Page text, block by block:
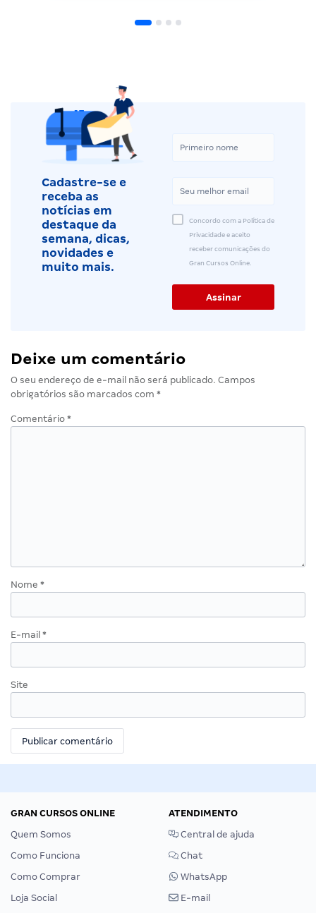
Cadastre-se e
receba as
notícias em
destaque da
semana, dicas,
novidades e
muito mais.
Concordo com a Política de
Privacidade e aceito
receber comunicações do
Gran Cursos Online.
Deixe um comentário
O seu endereço de e-mail não será publicado. Campos
obrigatórios são marcados com *
Comentário *
Nome *
E-mail *
Site
GRAN CURSOS ONLINE
Quem Somos
Como Funciona
Como Comprar
Loja Social
ATENDIMENTO
Central de ajuda
Chat
WhatsApp
E-mail